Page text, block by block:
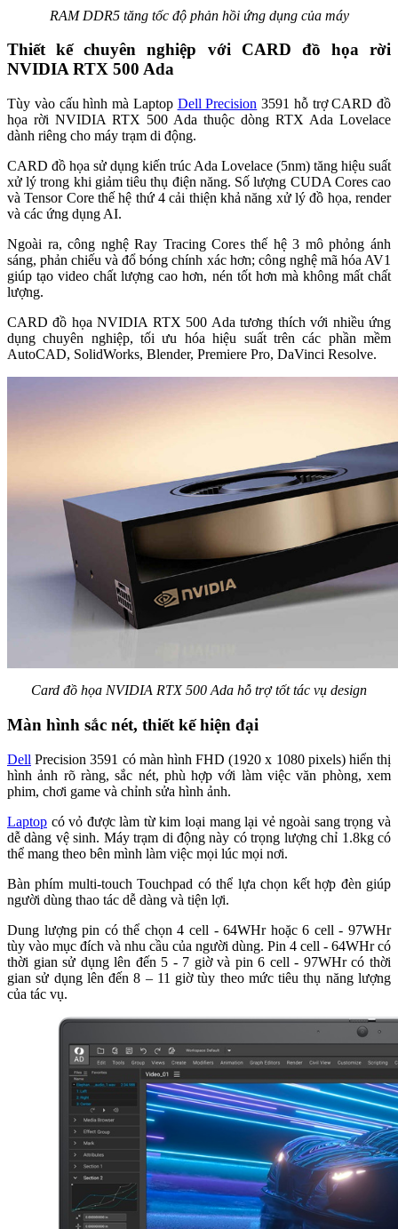
RAM DDR5 tăng tốc độ phản hồi ứng dụng của máy
Thiết kế chuyên nghiệp với CARD đồ họa rời
NVIDIA RTX 500 Ada
Tùy vào cấu hình mà Laptop Dell Precision 3591 hỗ trợ CARD đồ
họa rời NVIDIA RTX 500 Ada thuộc dòng RTX Ada Lovelace
dành riêng cho máy trạm di động.
CARD đồ họa sử dụng kiến trúc Ada Lovelace (5nm) tăng hiệu suất
xử lý trong khi giảm tiêu thụ điện năng. Số lượng CUDA Cores cao
và Tensor Core thế hệ thứ 4 cải thiện khả năng xử lý đồ họa, render
và các ứng dụng AI.
Ngoài ra, công nghệ Ray Tracing Cores thế hệ 3 mô phỏng ánh
sáng, phản chiếu và đổ bóng chính xác hơn; công nghệ mã hóa AV1
giúp tạo video chất lượng cao hơn, nén tốt hơn mà không mất chất
lượng.
CARD đồ họa NVIDIA RTX 500 Ada tương thích với nhiều ứng
dụng chuyên nghiệp, tối ưu hóa hiệu suất trên các phần mềm
AutoCAD, SolidWorks, Blender, Premiere Pro, DaVinci Resolve.
Card đồ họa NVIDIA RTX 500 Ada hỗ trợ tốt tác vụ design
Màn hình sắc nét, thiết kế hiện đại
Dell Precision 3591 có màn hình FHD (1920 x 1080 pixels) hiển thị
hình ảnh rõ ràng, sắc nét, phù hợp với làm việc văn phòng, xem
phim, chơi game và chỉnh sửa hình ảnh.
Laptop có vỏ được làm từ kim loại mang lại vẻ ngoài sang trọng và
dễ dàng vệ sinh. Máy trạm di động này có trọng lượng chỉ 1.8kg có
thể mang theo bên mình làm việc mọi lúc mọi nơi.
Bàn phím multi-touch Touchpad có thể lựa chọn kết hợp đèn giúp
người dùng thao tác dễ dàng và tiện lợi.
Dung lượng pin có thể chọn 4 cell - 64WHr hoặc 6 cell - 97WHr
tùy vào mục đích và nhu cầu của người dùng. Pin 4 cell - 64WHr có
thời gian sử dụng lên đến 5 - 7 giờ và pin 6 cell - 97WHr có thời
gian sử dụng lên đến 8 – 11 giờ tùy theo mức tiêu thụ năng lượng
của tác vụ.